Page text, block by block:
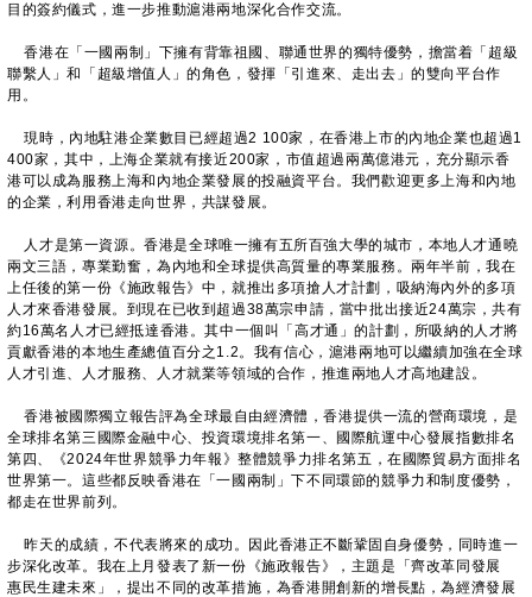
目的簽約儀式，進一步推動滬港兩地深化合作交流。
香港在「一國兩制」下擁有背靠祖國、聯通世界的獨特優勢，擔當着「超級
聯繫人」和「超級增值人」的角色，發揮「引進來、走出去」的雙向平台作
用。
現時，內地駐港企業數目已經超過2 100家，在香港上市的內地企業也超過1
400家，其中，上海企業就有接近200家，市值超過兩萬億港元，充分顯示香
港可以成為服務上海和內地企業發展的投融資平台。我們歡迎更多上海和內地
的企業，利用香港走向世界，共謀發展。
人才是第一資源。香港是全球唯一擁有五所百強大學的城市，本地人才通曉
兩文三語，專業勤奮，為內地和全球提供高質量的專業服務。兩年半前，我在
上任後的第一份《施政報告》中，就推出多項搶人才計劃，吸納海內外的多項
人才來香港發展。到現在已收到超過38萬宗申請，當中批出接近24萬宗，共有
約16萬名人才已經抵達香港。其中一個叫「高才通」的計劃，所吸納的人才將
貢獻香港的本地生產總值百分之1.2。我有信心，滬港兩地可以繼續加強在全球
人才引進、人才服務、人才就業等領域的合作，推進兩地人才高地建設。
香港被國際獨立報告評為全球最自由經濟體，香港提供一流的營商環境，是
全球排名第三國際金融中心、投資環境排名第一、國際航運中心發展指數排名
第四、《2024年世界競爭力年報》整體競爭力排名第五，在國際貿易方面排名
世界第一。這些都反映香港在「一國兩制」下不同環節的競爭力和制度優勢，
都走在世界前列。
昨天的成績，不代表將來的成功。因此香港正不斷鞏固自身優勢，同時進一
步深化改革。我在上月發表了新一份《施政報告》，主題是「齊改革同發展
惠民生建未來」，提出不同的改革措施，為香港開創新的增長點，為經濟發展